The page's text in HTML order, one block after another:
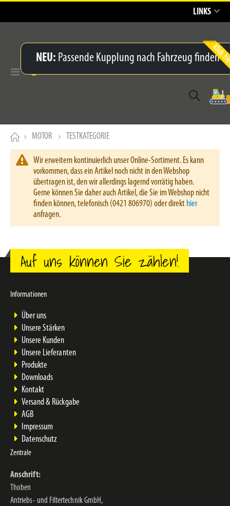
LINKS
Navigation
NEU: Passende Kupplung nach Fahrzeug finden
MOTOR TESTKATEGORIE
Wir erweitern kontinuierlich unser Online-Sortiment. Es kann
vorkommen, dass ein Artikel noch nicht in den Webshop
übertragen ist, den wir allerdings lagernd vorrätig haben.
Gerne können Sie daher auch Artikel, die Sie im Webshop nicht
finden können, telefonisch (0421 806970) oder direkt hier
anfragen.
Auf uns können Sie zählen!
Informationen
Über uns
Unsere Stärken
Unsere Kunden
Unsere Lieferanten
Produkte
Downloads
Kontakt
Versand & Rückgabe
AGB
Impressum
Datenschutz
Zentrale
Anschrift:
Thoben
Antriebs- und Filtertechnik GmbH,